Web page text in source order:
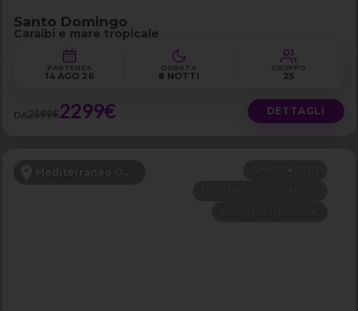
Santo Domingo
Caraibi e mare tropicale
PARTENZA
14 AGO 26
DURATA
8 NOTTI
GRUPPO
25
DA2599€2299€ DETTAGLI
Mediterraneo Occidentale
NAVE 5★ TOP